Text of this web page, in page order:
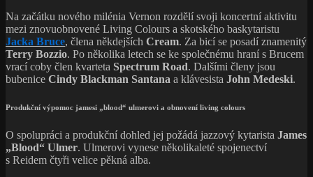
Na začátku nového milénia Vernon rozdělí svoji koncertní aktivitu
mezi znovuobnovené Living Colours a skotského baskytaristu
Jacka Bruce, člena někdejších Cream. Za bicí se posadí znamenitý
Terry Bozzio. Po několika letech se ke společnému hraní s Brucem
vrací coby člen kvarteta Spectrum Road. Dalšími členy jsou
bubenice Cindy Blackman Santana a klávesista John Medeski.
Produkční výpomoc jamesi „blood“ ulmerovi a obnovení living colours
O spolupráci a produkční dohled jej požádá jazzový kytarista James
„Blood“ Ulmer. Ulmerovi vynese několikaleté spojenectví
s Reidem čtyři velice pěkná alba.